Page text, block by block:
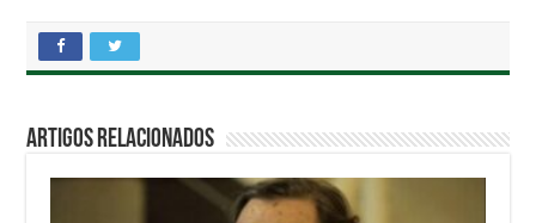
Artigos Relacionados